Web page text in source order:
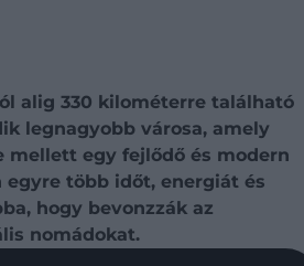
alig 330 kilométerre található
legnagyobb városa, amely
mellett egy fejlődő és modern
egyre több időt, energiát és
hogy bevonzzák az
nomádokat.